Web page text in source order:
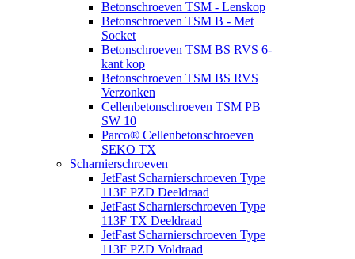
Betonschroeven TSM - Lenskop
Betonschroeven TSM B - Met
Socket
Betonschroeven TSM BS RVS 6-
kant kop
Betonschroeven TSM BS RVS
Verzonken
Cellenbetonschroeven TSM PB
SW 10
Parco® Cellenbetonschroeven
SEKO TX
Scharnierschroeven
JetFast Scharnierschroeven Type
113F PZD Deeldraad
JetFast Scharnierschroeven Type
113F TX Deeldraad
JetFast Scharnierschroeven Type
113F PZD Voldraad